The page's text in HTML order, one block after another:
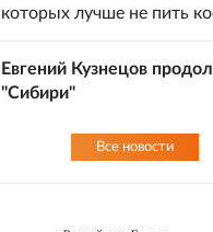
которых лучше не пить
Евгений Кузнецов
"Сибири"
Все новости